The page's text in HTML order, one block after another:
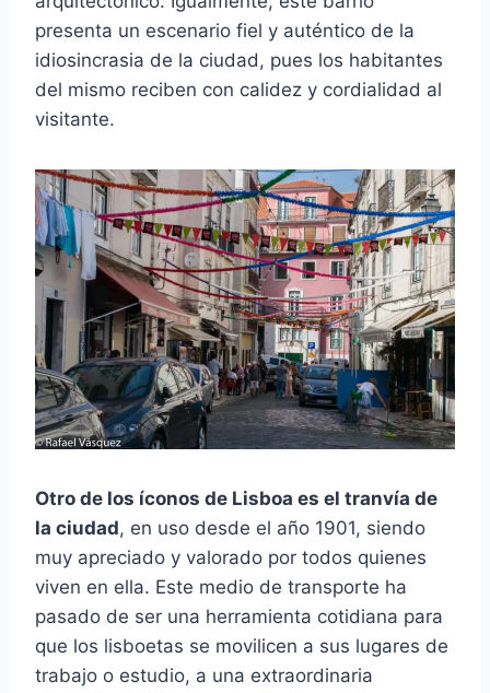
presenta un escenario fiel y auténtico de la
idiosincrasia de la ciudad, pues los habitantes
del mismo reciben con calidez y cordialidad al
visitante.
Otro de los íconos de Lisboa es el tranvía de
la ciudad, en uso desde el año 1901, siendo
muy apreciado y valorado por todos quienes
viven en ella. Este medio de transporte ha
pasado de ser una herramienta cotidiana para
que los lisboetas se movilicen a sus lugares de
trabajo o estudio, a una extraordinaria